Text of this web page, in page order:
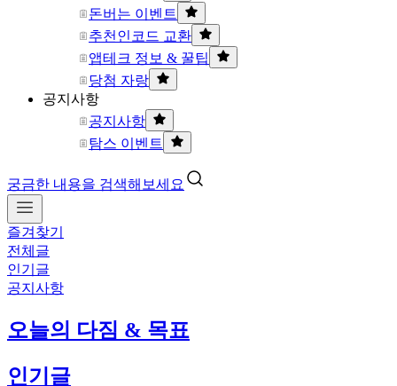
돈버는 이벤트
추천인코드 교환
앱테크 정보 & 꿀팁
당첨 자랑
공지사항
공지사항
탐스 이벤트
궁금한 내용을 검색해보세요
즐겨찾기
전체글
인기글
공지사항
오늘의 다짐 & 목표
인기글